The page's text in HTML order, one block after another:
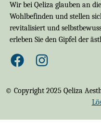
Wir bei Qeliza glauben an
Wohlbefinden und stellen
revitalisiert und
erleben Sie den Gipfel der
© Copyright 2025 Qeliza